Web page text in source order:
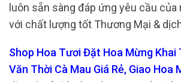
luôn sẵn sàng đáp ứng yêu cầu của
với chất lượng tốt Thương Mại &
Shop Hoa Tươi Đặt Hoa Mừng Khai
Văn Thời Cà Mau Giá Rẻ, Giao Hoa